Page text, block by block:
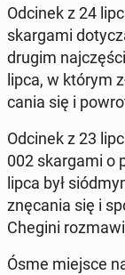
Odcinek z 24
skar­ga­mi
drugim
lipca, w którym
ca­nia się i
Odcinek z 23
002 skar­ga­mi o
lipca był
znę­ca­nia się i
Chegini
Ósme miejsce